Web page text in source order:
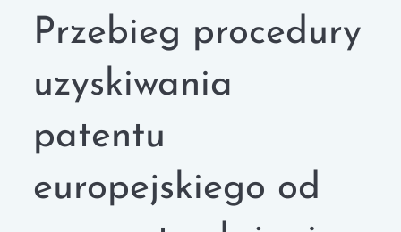
Przebieg procedury
uzyskiwania
patentu
europejskiego od